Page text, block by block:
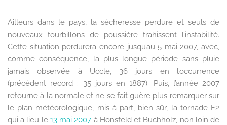
Ailleurs dans le pays, la sécheresse perdure et seuls de
nouveaux tourbillons de poussière trahissent l’instabilité.
Cette situation perdurera encore jusqu’au 5 mai 2007, avec,
comme conséquence, la plus longue période sans pluie
jamais observée à Uccle, 36 jours en l’occurrence
(précédent record : 35 jours en 1887). Puis, l’année 2007
retourne à la normale et ne se fait guère plus remarquer sur
le plan météorologique, mis à part, bien sûr, la tornade F2
qui a lieu le 13 mai 2007 à Honsfeld et Buchholz, non loin de